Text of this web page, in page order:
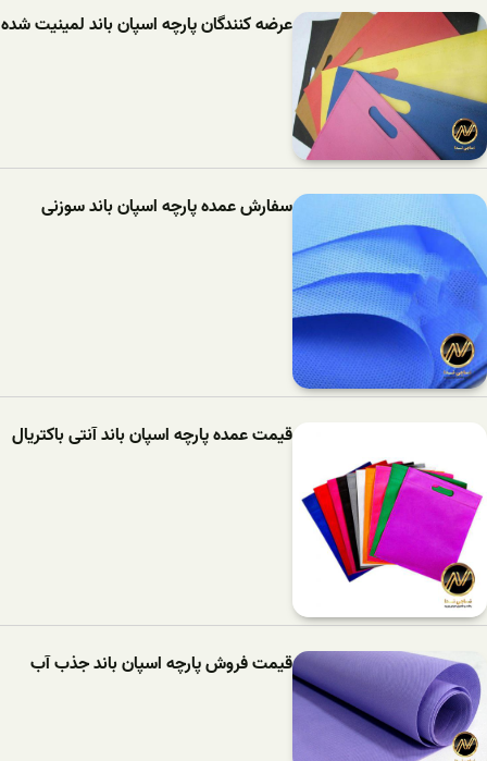
عرضه کنندگان پارچه اسپان باند لمینیت شده
سفارش عمده پارچه اسپان باند سوزنی
قیمت عمده پارچه اسپان باند آنتی باکتریال
قیمت فروش پارچه اسپان باند جذب آب